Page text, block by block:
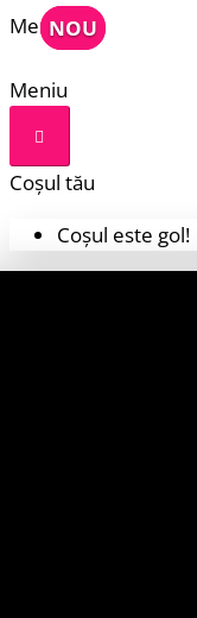
Meniu
Meniu
Coșul tău
Coșul este gol!
NOU
NOU